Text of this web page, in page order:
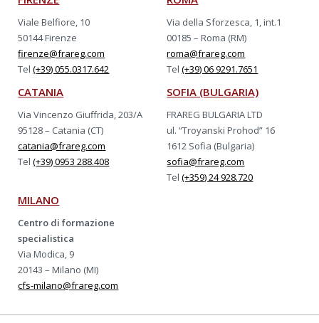
Viale Belfiore, 10
50144 Firenze
firenze@frareg.com
Tel(+39) 055.0317.642
Via della Sforzesca, 1, int.1
00185 – Roma (RM)
roma@frareg.com
Tel(+39) 06 9291.7651
CATANIA
Via Vincenzo Giuffrida, 203/A
95128 – Catania (CT)
catania@frareg.com
Tel(+39) 0953 288.408
SOFIA (BULGARIA)
FRAREG BULGARIA LTD
ul. “Troyanski Prohod” 16
1612 Sofia (Bulgaria)
sofia@frareg.com
Tel(+359) 24 928.720
MILANO
Centro di formazione
specialistica
Via Modica, 9
20143 – Milano (MI)
cfs-milano@frareg.com